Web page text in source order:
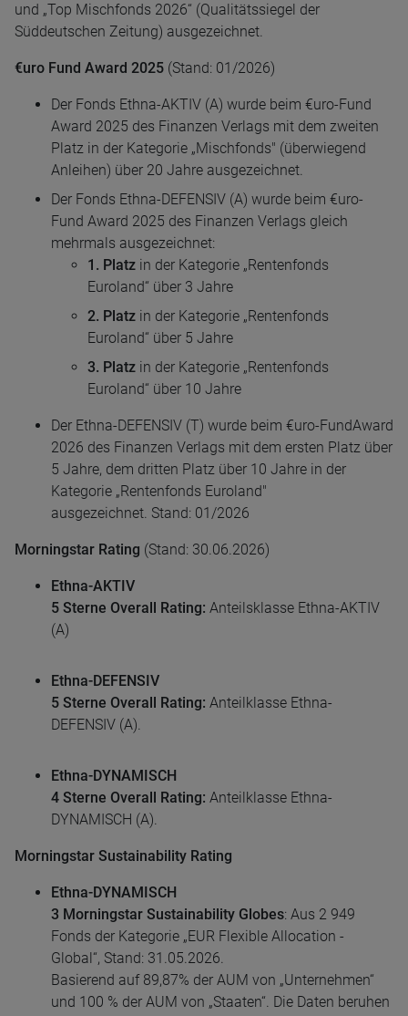
und „Top Mischfonds 2026“ (Qualitätssiegel der
Süddeutschen Zeitung) ausgezeichnet.
€uro Fund Award 2025 (Stand: 01/2026)
Der Fonds Ethna-AKTIV (A) wurde beim €uro-Fund
Award 2025 des Finanzen Verlags mit dem zweiten
Platz in der Kategorie „Mischfonds" (überwiegend
Anleihen) über 20 Jahre ausgezeichnet.
Der Fonds Ethna-DEFENSIV (A) wurde beim €uro-
Fund Award 2025 des Finanzen Verlags gleich
mehrmals ausgezeichnet:
1. Platz in der Kategorie „Rentenfonds
Euroland“ über 3 Jahre
2. Platz in der Kategorie „Rentenfonds
Euroland“ über 5 Jahre
3. Platz in der Kategorie „Rentenfonds
Euroland“ über 10 Jahre
Der Ethna-DEFENSIV (T) wurde beim €uro-FundAward
2026 des Finanzen Verlags mit dem ersten Platz über
5 Jahre, dem dritten Platz über 10 Jahre in der
Kategorie „Rentenfonds Euroland"
ausgezeichnet. Stand: 01/2026
Morningstar Rating (Stand: 30.06.2026)
Ethna-AKTIV
5 Sterne Overall Rating: Anteilsklasse Ethna-AKTIV
(A)
Ethna-DEFENSIV
5 Sterne Overall Rating: Anteilklasse Ethna-
DEFENSIV (A).
Ethna-DYNAMISCH
4 Sterne Overall Rating: Anteilklasse Ethna-
DYNAMISCH (A).
Morningstar Sustainability Rating
Ethna-DYNAMISCH
3 Morningstar Sustainability Globes: Aus 2 949
Fonds der Kategorie „EUR Flexible Allocation -
Global“, Stand: 31.05.2026.
Basierend auf 89,87% der AUM von „Unternehmen“
und 100 % der AUM von „Staaten“. Die Daten beruhen